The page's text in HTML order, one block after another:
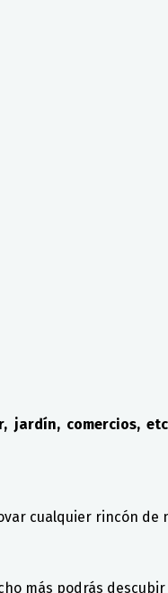
comercios,
cualquier rincón de
más podrás